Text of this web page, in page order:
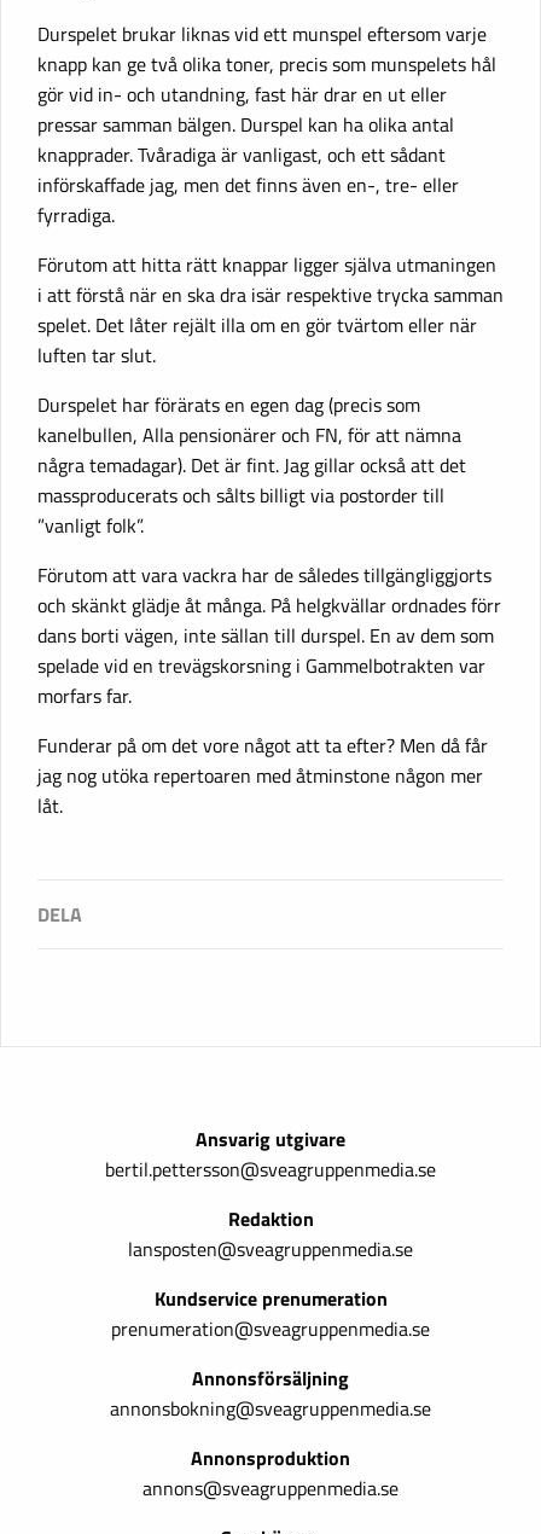
Durspelet brukar liknas vid ett munspel eftersom varje
knapp kan ge två olika toner, precis som munspelets hål
gör vid in- och utandning, fast här drar en ut eller
pressar samman bälgen. Durspel kan ha olika antal
knapprader. Tvåradiga är vanligast, och ett sådant
införskaffade jag, men det finns även en-, tre- eller
fyrradiga.
Förutom att hitta rätt knappar ligger själva utmaningen
i att förstå när en ska dra isär respektive trycka samman
spelet. Det låter rejält illa om en gör tvärtom eller när
luften tar slut.
Durspelet har förärats en egen dag (precis som
kanelbullen, Alla pensionärer och FN, för att nämna
några temadagar). Det är fint. Jag gillar också att det
massproducerats och sålts billigt via postorder till
”vanligt folk”.
Förutom att vara vackra har de således tillgängliggjorts
och skänkt glädje åt många. På helgkvällar ordnades förr
dans borti vägen, inte sällan till durspel. En av dem som
spelade vid en trevägskorsning i Gammelbotrakten var
morfars far.
Funderar på om det vore något att ta efter? Men då får
jag nog utöka repertoaren med åtminstone någon mer
låt.
Ansvarig utgivare
bertil.pettersson@sveagruppenmedia.se
Redaktion
lansposten@sveagruppenmedia.se
Kundservice prenumeration
prenumeration@sveagruppenmedia.se
Annonsförsäljning
annonsbokning@sveagruppenmedia.se
Annonsproduktion
annons@sveagruppenmedia.se